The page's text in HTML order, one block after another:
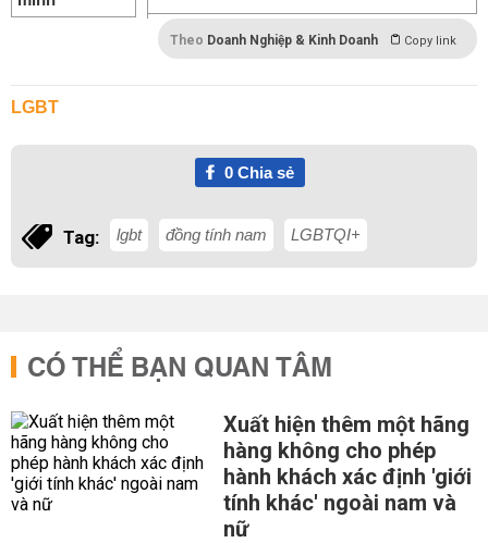
Theo Doanh Nghiệp & Kinh Doanh Copy link
LGBT
0Chia sẻ
Tag: lgbt đồng tính nam LGBTQI+
CÓ THỂ BẠN QUAN TÂM
Xuất hiện thêm một hãng
hàng không cho phép
hành khách xác định 'giới
tính khác' ngoài nam và
nữ